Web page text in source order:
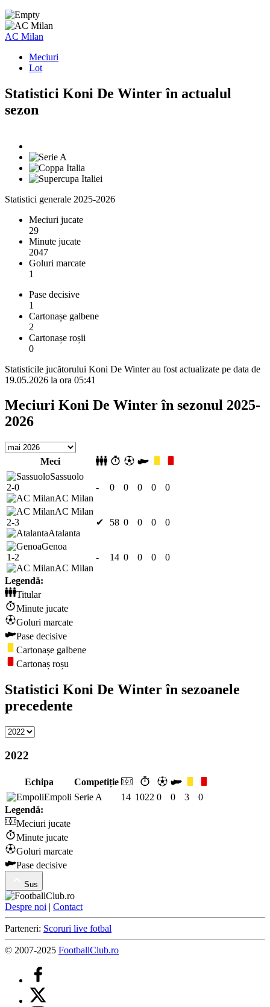
AC Milan
Meciuri
Lot
Statistici Koni De Winter în actualul
sezon
Statistici generale 2025-2026
Meciuri jucate
29
Minute jucate
2047
Goluri marcate
1
Pase decisive
1
Cartonașe galbene
2
Cartonașe roșii
0
Statisticile jucătorului Koni De Winter au fost actualizate pe data de
19.05.2026 la ora 05:41
Meciuri Koni De Winter în sezonul 2025-
2026
Meci
Sassuolo
2-0
AC Milan
- 0 0 0 0 0
AC Milan
2-3
Atalanta
✔ 58 0 0 0 0
Genoa
1-2
AC Milan
- 14 0 0 0 0
Legendă:
Titular
Minute jucate
Goluri marcate
Pase decisive
Cartonașe galbene
Cartonaș roșu
Statistici Koni De Winter în sezoanele
precedente
2022
Echipa
Competiție
Empoli Serie A 14 1022 0 0 3
0
Legendă:
Meciuri jucate
Minute jucate
Goluri marcate
Pase decisive
Sus
Despre noi | Contact
Parteneri: Scoruri live fotbal
© 2007-2025 FootballClub.ro